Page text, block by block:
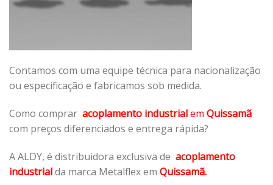
Contamos com uma equipe técnica para nacionalização
ou especificação e fabricamos sob medida.
Como comprar acoplamento industrialem Quissamã
com preços diferenciados e entrega rápida?
A ALDY, é distribuidora exclusiva de acoplamento
industrialda marca Metalflex em Quissamã.